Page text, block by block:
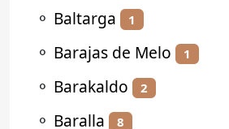
⚬ Baltarga 1
⚬ Barajas de Melo 1
⚬ Barakaldo 2
⚬ Baralla 8